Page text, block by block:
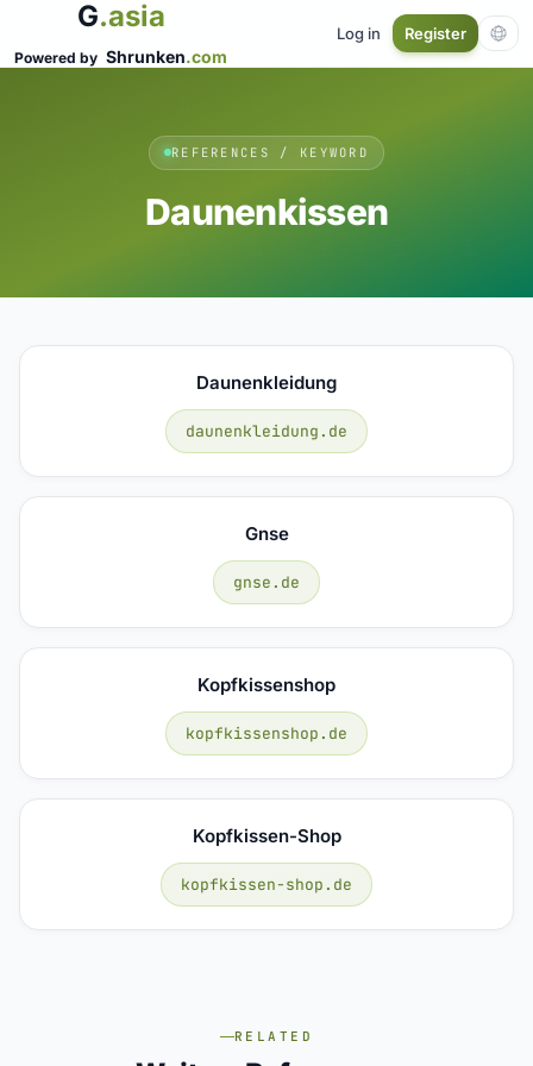
G.asia
Powered by Shrunken.com
Log in Register
REFERENCES / KEYWORD
Daunenkissen
Daunenkleidung
daunenkleidung.de
Gnse
gnse.de
Kopfkissenshop
kopfkissenshop.de
Kopfkissen-Shop
kopfkissen-shop.de
RELATED